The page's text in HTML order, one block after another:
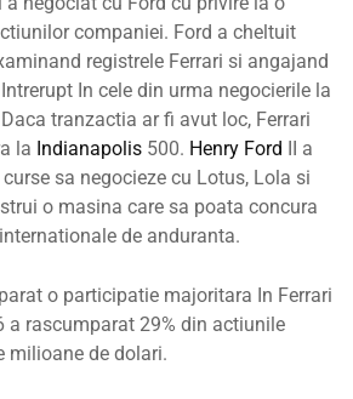
companiei. Ford a cheltuit
registrele Ferrari si angajand
In cele din urma negocierile la
tranzactia ar fi avut loc, Ferrari
la Indianapolis 500. Henry Ford II a
sa negocieze cu Lotus, Lola si
o masina care sa poata concura
de anduranta.
o participatie majoritara In Ferrari
a rascumparat 29% din actiunile
milioane de dolari.